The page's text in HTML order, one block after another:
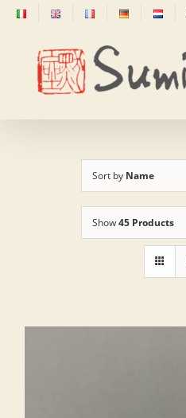
Skip
content
Sort by Name
Show45 Products